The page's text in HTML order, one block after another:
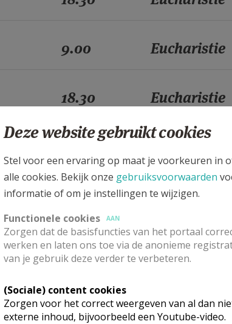
9.00 Eucharistie
18.30 Eucharistie
18.30 Eucharistie
9.00 Eucharistie
18.30
Deze website gebruikt cookies
Stel voor een ervaring op maat je voorkeuren in
alle cookies. Bekijk onze gebruiksvoorwaarden
informatie of om je instellingen te wijzigen.
Functionele cookies
AAN
Zorgen dat de basisfuncties van het portaal
werken en laten ons toe via de anonieme
van je gebruik deze verder te verbeteren.
(Sociale) content cookies
Zorgen voor het correct weergeven van al dan
externe inhoud, bijvoorbeeld een Youtube-video.